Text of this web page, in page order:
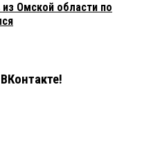
Омской области по